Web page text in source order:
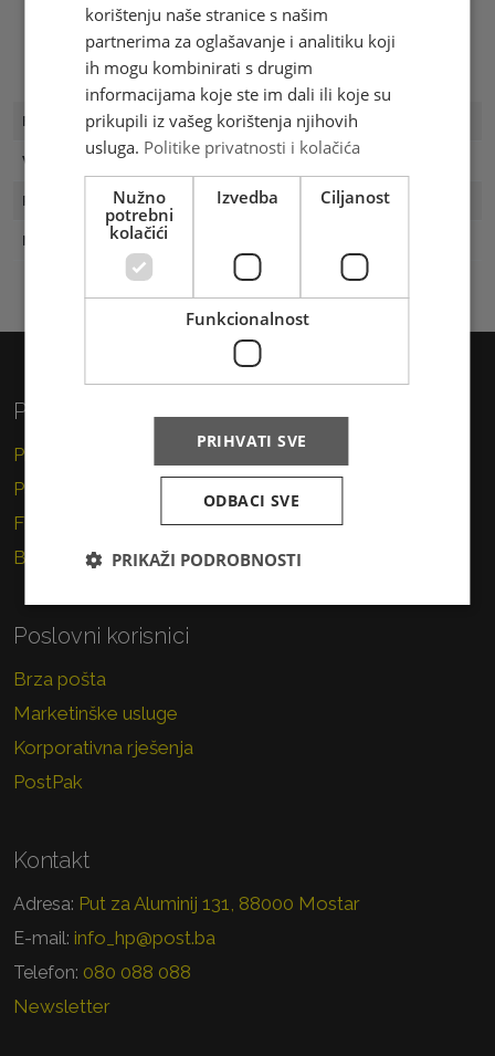
FDC Broj FDC 9/03
Vrijednost
Prvi dan 24.06.2003
Naklada
Privatni korisnici
Pismo
Paket
Financijske usluge
Brzojav
Poslovni korisnici
Brza pošta
Marketinške usluge
Korporativna rješenja
PostPak
Kontakt
Adresa: Put za Aluminij 131, 88000 Mostar
E-mail: info_hp@post.ba
Telefon: 080 088 088
Newsletter
korištenju naše stranice s našim
partnerima za oglašavanje i analitiku koji
ih mogu kombinirati s drugim
informacijama koje ste im dali ili koje su
prikupili iz vašeg korištenja njihovih
usluga. Politike privatnosti i kolačića
Nužno
potrebni
kolačići
Izvedba Ciljanost
Funkcionalnost
PRIHVATI SVE
ODBACI SVE
PRIKAŽI PODROBNOSTI